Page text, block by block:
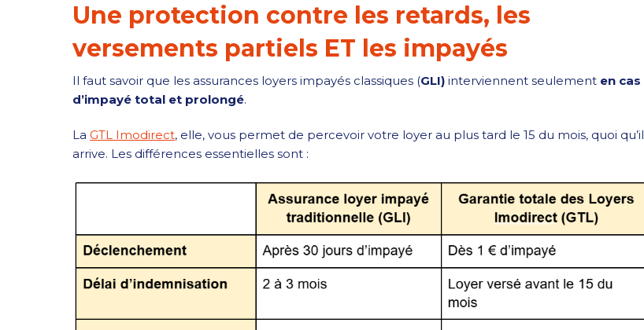
Une protection contre les retards, les
versements partiels ET les impayés
Il faut savoir que les assurances loyers impayés classiques (GLI) interviennent seulement en cas
d’impayé total et prolongé.
La GTL Imodirect, elle, vous permet de percevoir votre loyer au plus tard le 15 du mois, quoi qu’il
arrive. Les différences essentielles sont :